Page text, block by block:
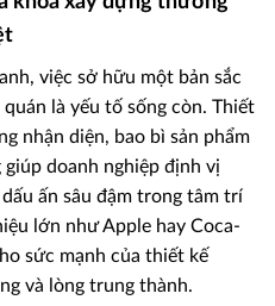
việc sở hữu một bản sắc
là yếu tố sống còn. Thiết
nhận diện, bao bì sản phẩm
doanh nghiệp định vị
ấn sâu đậm trong tâm trí
lớn như Apple hay Coca-
sức mạnh của thiết kế
và lòng trung thành.